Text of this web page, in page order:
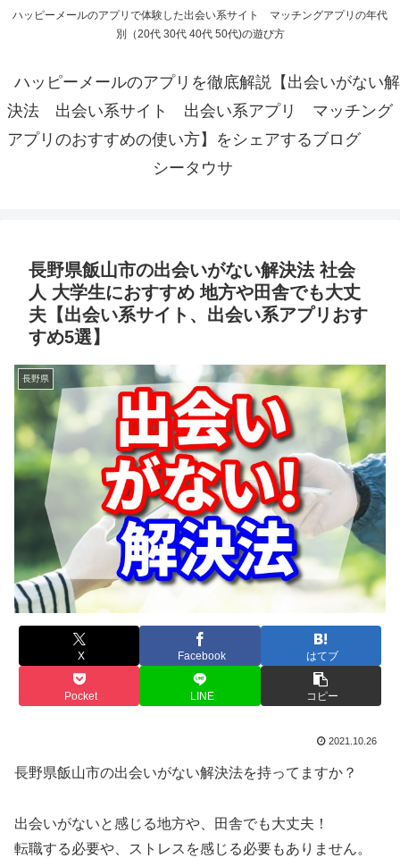
ハッピーメールのアプリで体験した出会い系サイト マッチングアプリの年代
別（20代 30代 40代 50代)の遊び方
ハッピーメールのアプリを徹底解説【出会いがない解
決法 出会い系サイト 出会い系アプリ マッチング
アプリのおすすめの使い方】をシェアするブログ
シータウサ
長野県飯山市の出会いがない解決法 社会
人 大学生におすすめ 地方や田舎でも大丈
夫【出会い系サイト、出会い系アプリおす
すめ5選】
長野県
X Facebook はてブ
Pocket LINE コピー
2021.10.26
長野県飯山市の出会いがない解決法を持ってますか？
出会いがないと感じる地方や、田舎でも大丈夫！
転職する必要や、ストレスを感じる必要もありません。